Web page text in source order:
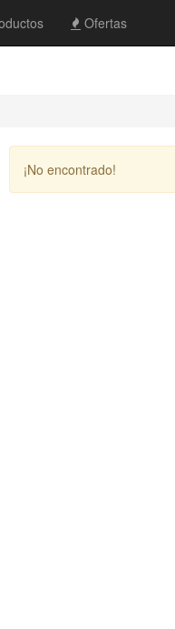
Ofertas
¡No encontrado!